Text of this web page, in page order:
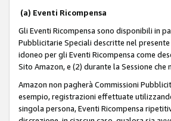
(a) Eventi Ricompensa
Gli Eventi Ricompensa sono disponibili in
Pubblicitarie Speciali descritte nel
idoneo per gli Eventi Ricompensa come
Sito Amazon, e (2) durante la Sessione
Amazon non pagherà Commissioni
esempio, registrazioni effettuate
singola persona, Eventi Ricompensa